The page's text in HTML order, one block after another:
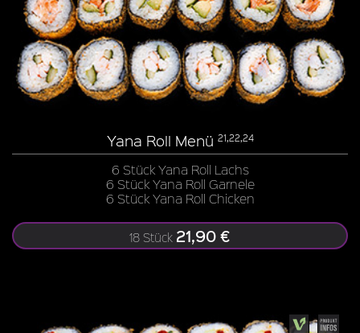
Yana Roll Menü 21,22,24
6 Stück Yana Roll Lachs
6 Stück Yana Roll Garnele
6 Stück Yana Roll Chicken
18 Stück 21,90 €